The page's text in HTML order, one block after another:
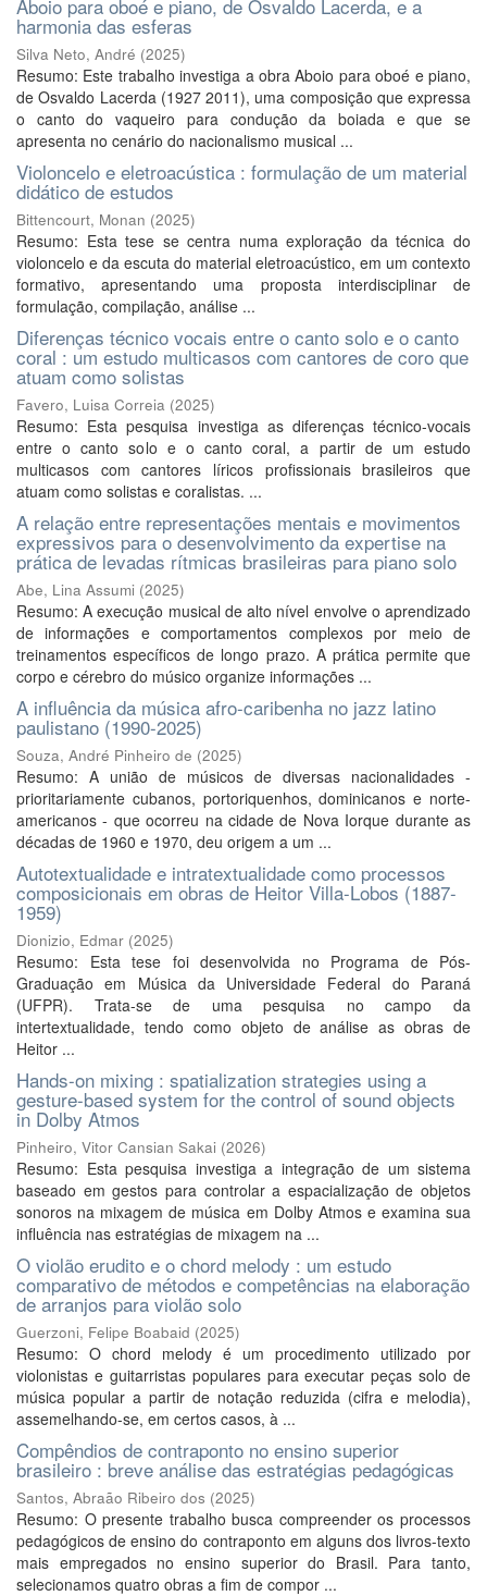
Aboio para oboé e piano, de Osvaldo Lacerda, e a
harmonia das esferas
Silva Neto, André (2025)
Resumo: Este trabalho investiga a obra Aboio para oboé e piano,
de Osvaldo Lacerda (1927 2011), uma composição que expressa
o canto do vaqueiro para condução da boiada e que se
apresenta no cenário do nacionalismo musical ...
Violoncelo e eletroacústica : formulação de um material
didático de estudos
Bittencourt, Monan (2025)
Resumo: Esta tese se centra numa exploração da técnica do
violoncelo e da escuta do material eletroacústico, em um contexto
formativo, apresentando uma proposta interdisciplinar de
formulação, compilação, análise ...
Diferenças técnico vocais entre o canto solo e o canto
coral : um estudo multicasos com cantores de coro que
atuam como solistas
Favero, Luisa Correia (2025)
Resumo: Esta pesquisa investiga as diferenças técnico-vocais
entre o canto solo e o canto coral, a partir de um estudo
multicasos com cantores líricos profissionais brasileiros que
atuam como solistas e coralistas. ...
A relação entre representações mentais e movimentos
expressivos para o desenvolvimento da expertise na
prática de levadas rítmicas brasileiras para piano solo
Abe, Lina Assumi (2025)
Resumo: A execução musical de alto nível envolve o aprendizado
de informações e comportamentos complexos por meio de
treinamentos específicos de longo prazo. A prática permite que
corpo e cérebro do músico organize informações ...
A influência da música afro-caribenha no jazz latino
paulistano (1990-2025)
Souza, André Pinheiro de (2025)
Resumo: A união de músicos de diversas nacionalidades -
prioritariamente cubanos, portoriquenhos, dominicanos e norte-
americanos - que ocorreu na cidade de Nova Iorque durante as
décadas de 1960 e 1970, deu origem a um ...
Autotextualidade e intratextualidade como processos
composicionais em obras de Heitor Villa-Lobos (1887-
1959)
Dionizio, Edmar (2025)
Resumo: Esta tese foi desenvolvida no Programa de Pós-
Graduação em Música da Universidade Federal do Paraná
(UFPR). Trata-se de uma pesquisa no campo da
intertextualidade, tendo como objeto de análise as obras de
Heitor ...
Hands-on mixing : spatialization strategies using a
gesture-based system for the control of sound objects
in Dolby Atmos
Pinheiro, Vitor Cansian Sakai (2026)
Resumo: Esta pesquisa investiga a integração de um sistema
baseado em gestos para controlar a espacialização de objetos
sonoros na mixagem de música em Dolby Atmos e examina sua
influência nas estratégias de mixagem na ...
O violão erudito e o chord melody : um estudo
comparativo de métodos e competências na elaboração
de arranjos para violão solo
Guerzoni, Felipe Boabaid (2025)
Resumo: O chord melody é um procedimento utilizado por
violonistas e guitarristas populares para executar peças solo de
música popular a partir de notação reduzida (cifra e melodia),
assemelhando-se, em certos casos, à ...
Compêndios de contraponto no ensino superior
brasileiro : breve análise das estratégias pedagógicas
Santos, Abraão Ribeiro dos (2025)
Resumo: O presente trabalho busca compreender os processos
pedagógicos de ensino do contraponto em alguns dos livros-texto
mais empregados no ensino superior do Brasil. Para tanto,
selecionamos quatro obras a fim de compor ...